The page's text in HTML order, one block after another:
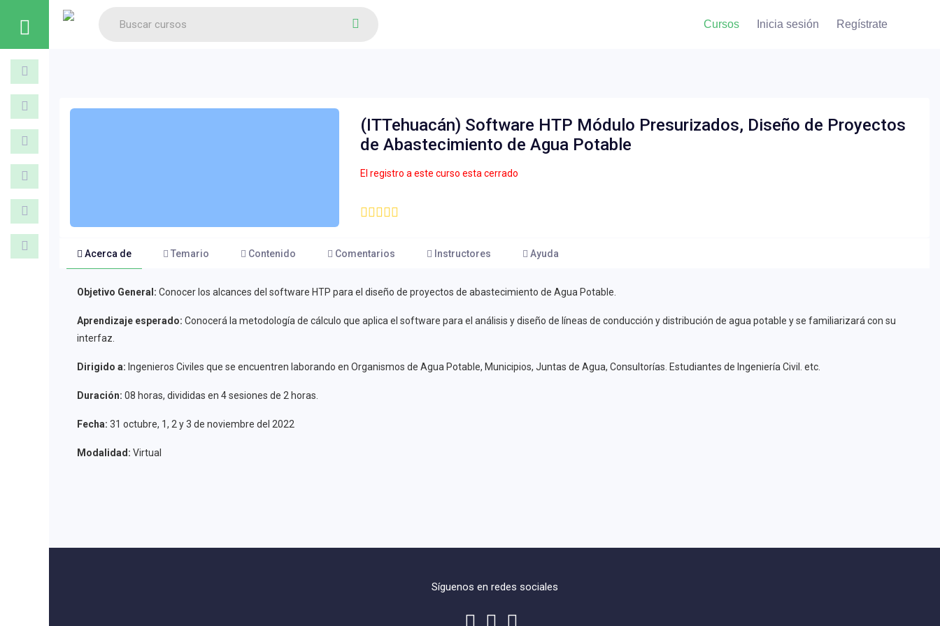
Cursos Inicia sesión Regístrate
(ITTehuacán) Software HTP Módulo Presurizados, Diseño de Proyectos
de Abastecimiento de Agua Potable
El registro a este curso esta cerrado
Acerca de Temario Contenido Comentarios Instructores Ayuda
Objetivo General: Conocer los alcances del software HTP para el diseño de proyectos de abastecimiento de Agua Potable.
Aprendizaje esperado: Conocerá la metodología de cálculo que aplica el software para el análisis y diseño de líneas de conducción y distribución de agua potable y se familiarizará con su
interfaz.
Dirigido a: Ingenieros Civiles que se encuentren laborando en Organismos de Agua Potable, Municipios, Juntas de Agua, Consultorías. Estudiantes de Ingeniería Civil. etc.
Duración: 08 horas, divididas en 4 sesiones de 2 horas.
Fecha: 31 octubre, 1, 2 y 3 de noviembre del 2022
Modalidad: Virtual
Síguenos en redes sociales